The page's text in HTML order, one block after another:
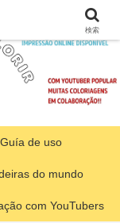
Guía de uso
do mundo
com YouTubers
検索